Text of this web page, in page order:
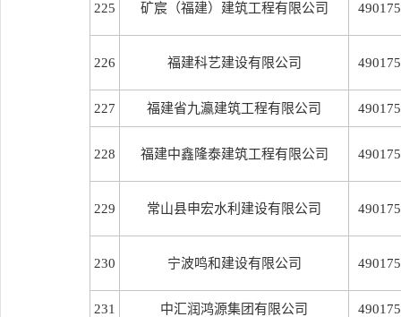
225 矿宸（福建）建筑工程有限公司
226 福建科艺建设有限公司
227 福建省九瀛建筑工程有限公司
228 福建中鑫隆泰建筑工程有限公司
229 常山县申宏水利建设有限公司
230 宁波鸣和建设有限公司
231 中汇润鸿源集团有限公司